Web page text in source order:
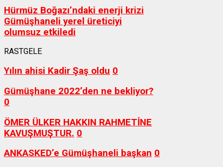
Hürmüz Boğazı’ndaki enerji krizi
Gümüşhaneli yerel üreticiyi
olumsuz etkiledi
RASTGELE
Yılın ahisi Kadir Şaş oldu 0
Gümüşhane 2022’den ne bekliyor?
0
ÖMER ÜLKER HAKKIN RAHMETİNE
KAVUŞMUŞTUR. 0
ANKASKED’e Gümüşhaneli başkan 0